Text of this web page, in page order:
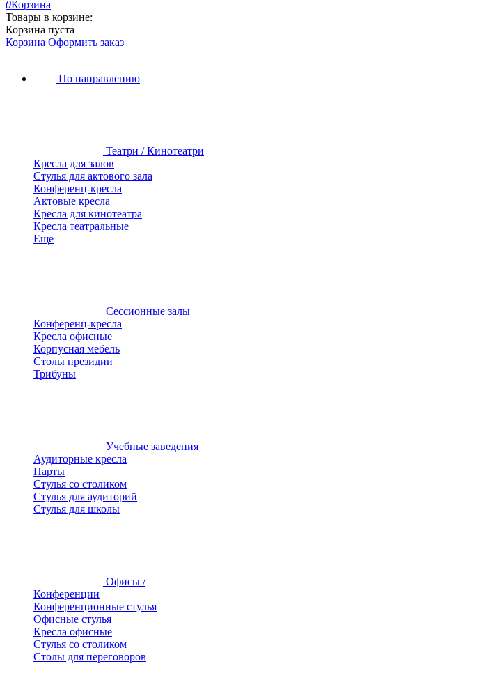
0Корзина
Товары в корзине:
Корзина пуста
Корзина Оформить заказ
По направлению
Театри / Кинотеатри
Кресла для залов
Стулья для актового зала
Конференц-кресла
Актовые кресла
Кресла для кинотеатра
Кресла театральные
Еще
Сессионные залы
Конференц-кресла
Кресла офисные
Корпусная мебель
Столы президии
Трибуны
Учебные заведения
Аудиторные кресла
Парты
Стулья со столиком
Стулья для аудиторий
Стулья для школы
Офисы /
Конференции
Конференционные стулья
Офисные стулья
Кресла офисные
Стулья со столиком
Столы для переговоров